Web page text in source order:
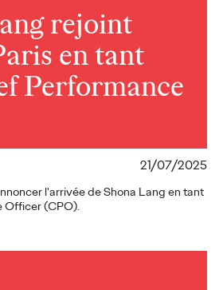
rejoint
en tant
Performance
21/07/2025
l'arrivée de Shona Lang en tant
Officer (CPO).